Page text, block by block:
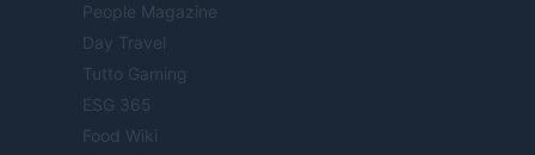
People Magazine
Day Travel
Tutto Gaming
ESG 365
Food Wiki